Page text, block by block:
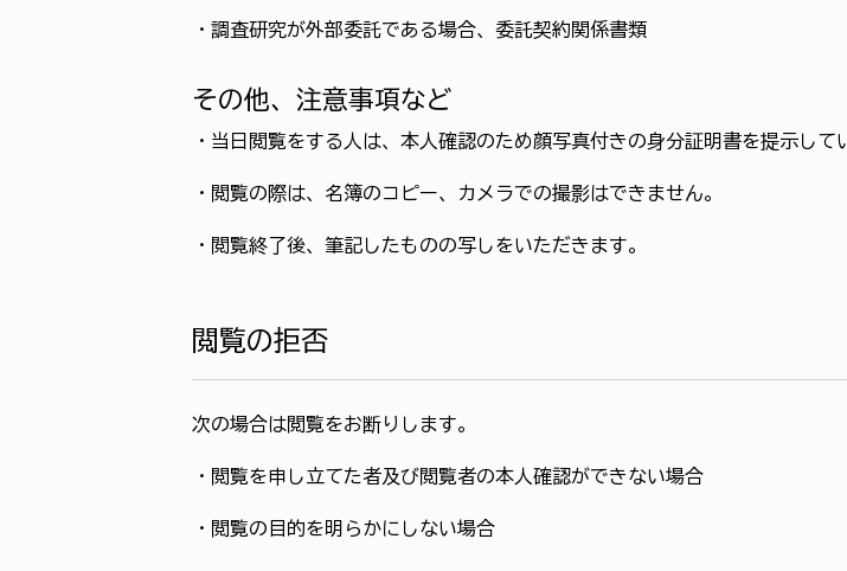
・調査研究が外部委託である場合、委託契約関係書類
その他、注意事項など
・当日閲覧をする人は、本人確認のため顔写真付きの身分証明書を提示して
・閲覧の際は、名簿のコピー、カメラでの撮影はできません。
・閲覧終了後、筆記したものの写しをいただきます。
閲覧の拒否
次の場合は閲覧をお断りします。
・閲覧を申し立てた者及び閲覧者の本人確認ができない場合
・閲覧の目的を明らかにしない場合